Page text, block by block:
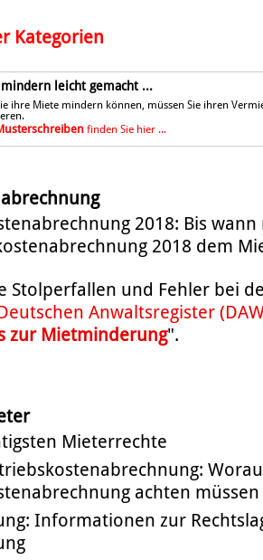
Kategorien
leicht gemacht ...
ihre Miete mindern können, müssen Sie ihren
finden Sie hier ...
2018: Bis
2018 dem
Stolperfallen und Fehler bei
Anwaltsregister
zur Mietminderung".
Mieterrechte
achten müssen
Informationen zur